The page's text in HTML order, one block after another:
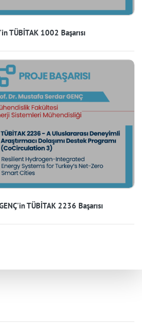
TÜBİTAK 1002 Başarısı
TÜBİTAK 2236 Başarısı